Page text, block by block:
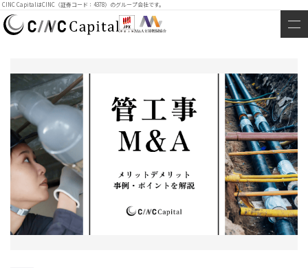
CINC CapitalはCINC（証券コード：4378）のグループ会社です。